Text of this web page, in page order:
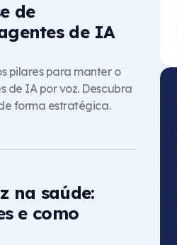
de
de IA
pilares para manter o
de IA por voz. Descubra
forma estratégica.
na saúde:
e como